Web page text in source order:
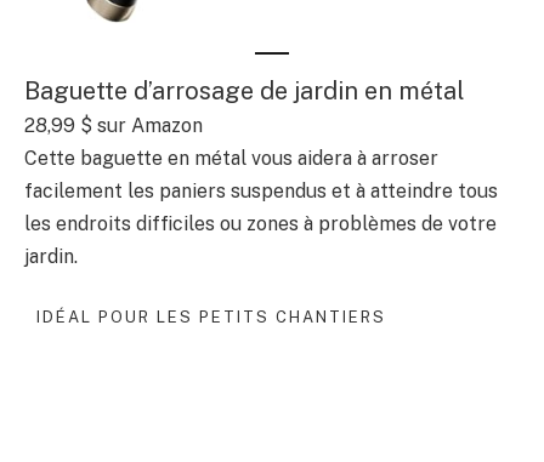
Baguette d’arrosage de jardin en métal
28,99 $ sur Amazon
Cette baguette en métal vous aidera à arroser
facilement les paniers suspendus et à atteindre tous
les endroits difficiles ou zones à problèmes de votre
jardin.
IDÉAL POUR LES PETITS CHANTIERS